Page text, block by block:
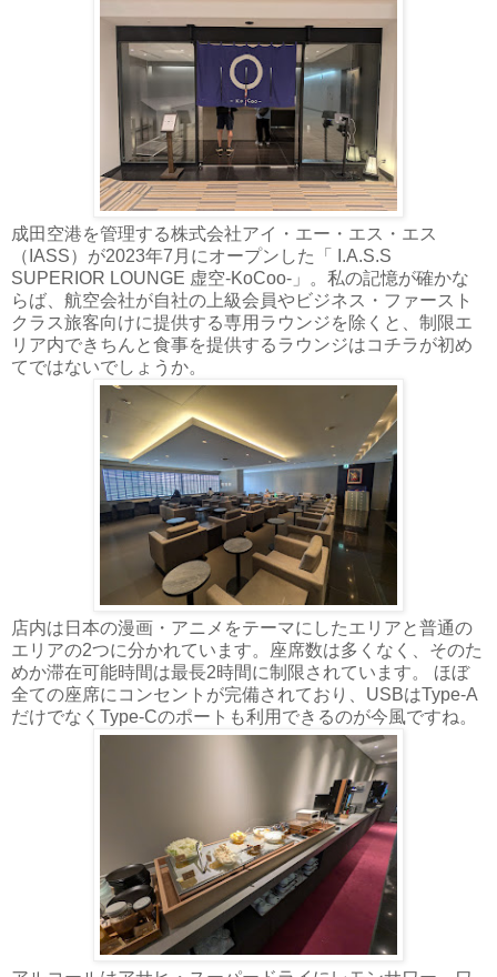
成田空港を管理する株式会社アイ・エー・エス・エス
（IASS）が2023年7月にオープンした「 I.A.S.S
SUPERIOR LOUNGE 虚空-KoCoo-」。私の記憶が確かな
らば、航空会社が自社の上級会員やビジネス・ファースト
クラス旅客向けに提供する専用ラウンジを除くと、制限エ
リア内できちんと食事を提供するラウンジはコチラが初め
てではないでしょうか。
店内は日本の漫画・アニメをテーマにしたエリアと普通の
エリアの2つに分かれています。座席数は多くなく、そのた
めか滞在可能時間は最長2時間に制限されています。 ほぼ
全ての座席にコンセントが完備されており、USBはType-A
だけでなくType-Cのポートも利用できるのが今風ですね。